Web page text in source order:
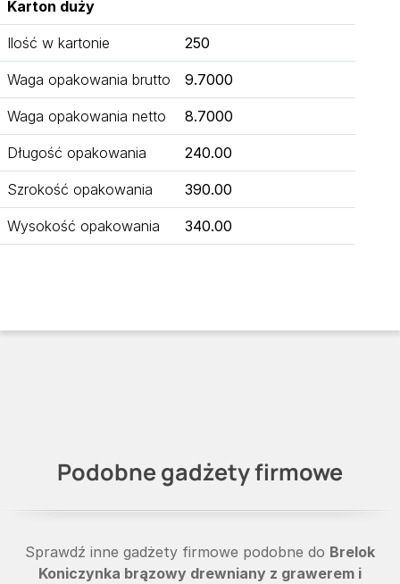
Karton duży
Ilość w kartonie 250
Waga opakowania brutto 9.7000
Waga opakowania netto 8.7000
Długość opakowania 240.00
Szrokość opakowania 390.00
Wysokość opakowania 340.00
Podobne gadżety firmowe
Sprawdź inne gadżety firmowe podobne do Brelok
Koniczynka brązowy drewniany z grawerem i